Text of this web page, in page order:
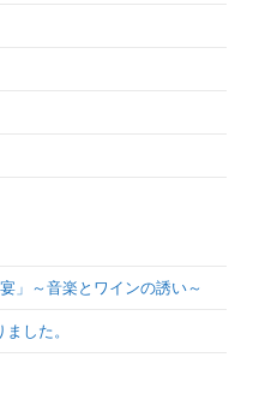
」～音楽とワインの誘い～
した。